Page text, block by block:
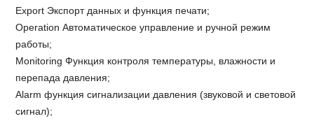
Export Экспорт данных и функция печати;
Operation Автоматическое управление и ручной режим
работы;
Monitoring Функция контроля температуры, влажности и
перепада давления;
Alarm функция сигнализации давления (звуковой и световой
сигнал);